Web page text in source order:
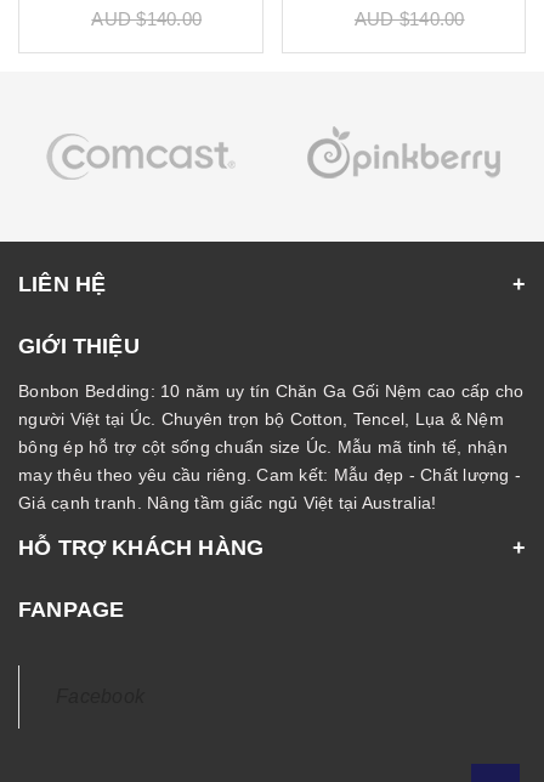
AUD $140.00
AUD $140.00
LIÊN HỆ
GIỚI THIỆU
Bonbon Bedding: 10 năm uy tín Chăn Ga Gối Nệm cao cấp cho
người Việt tại Úc. Chuyên trọn bộ Cotton, Tencel, Lụa & Nệm
bông ép hỗ trợ cột sống chuẩn size Úc. Mẫu mã tinh tế, nhận
may thêu theo yêu cầu riêng. Cam kết: Mẫu đẹp - Chất lượng -
Giá cạnh tranh. Nâng tầm giấc ngủ Việt tại Australia!
HỖ TRỢ KHÁCH HÀNG
FANPAGE